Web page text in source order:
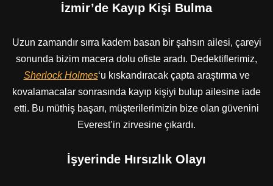
İzmir’de Kayıp Kişi Bulma
Uzun zamandır sırra kadem basan bir şahsın ailesi, çareyi
sonunda bizim macera dolu ofiste aradı. Dedektiflerimiz,
Sherlock Holmes‘u kıskandıracak çapta araştırma ve
kovalamacalar sonrasında kayıp kişiyi bulup ailesine iade
etti. Bu müthiş başarı, müşterilerimizin bize olan güvenini
Everest’in zirvesine çıkardı.
İşyerinde Hırsızlık Olayı